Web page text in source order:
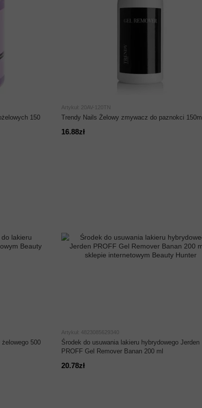
150
Artykuł: 20AV-120TN
Trendy Nails Żelowy zmywacz do paznokci 150ml
16.88zł
500
Artykuł: 4823085629340
Środek do usuwania lakieru hybrydowego Jerden
PROFF Gel Remover Banan 200 ml
20.78zł